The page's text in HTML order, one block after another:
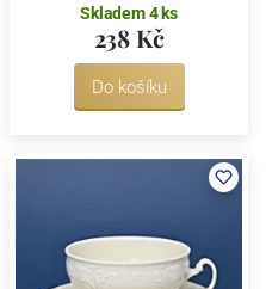
Skladem 4 ks
238 Kč
Do košíku